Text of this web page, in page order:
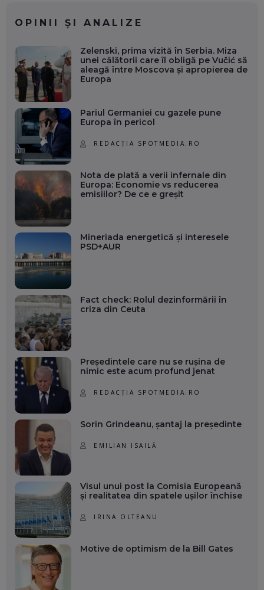
OPINII ȘI ANALIZE
Zelenski, prima vizită în Serbia. Miza
unei călătorii care îl obligă pe Vučić să
aleagă între Moscova și apropierea de
Europa
Pariul Germaniei cu gazele pune
Europa în pericol
REDACȚIA SPOTMEDIA.RO
Nota de plată a verii infernale din
Europa: Economie vs reducerea
emisiilor? De ce e greșit
Mineriada energetică și interesele
PSD+AUR
Fact check: Rolul dezinformării în
criza din Ceuta
Președintele care nu se rușina de
nimic este acum profund jenat
REDACȚIA SPOTMEDIA.RO
Sorin Grindeanu, șantaj la președinte
EMILIAN ISAILĂ
Visul unui post la Comisia Europeană
și realitatea din spatele ușilor închise
IRINA OLTEANU
Motive de optimism de la Bill Gates